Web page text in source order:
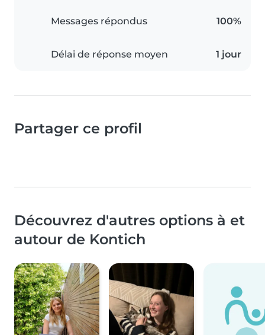
Messages répondus 100%
Délai de réponse moyen 1 jour
Partager ce profil
Découvrez d'autres options à et
autour de Kontich